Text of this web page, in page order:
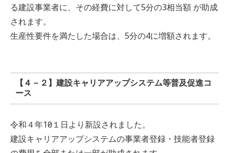
る建設事業者に、その経費に対して5分の3相当額 が助成
されます。
生産性要件を満たした場合は、5分の4に増額されます。
【４－２】建設キャリアアップシステム等普及促進コ
ース
令和４年10月１日より新設されました。
建設キャリアアップシステムの事業者登録・技能者登録